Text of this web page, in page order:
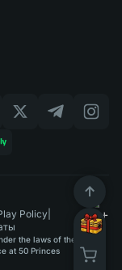
Policy
the laws of the
at 50 Princes